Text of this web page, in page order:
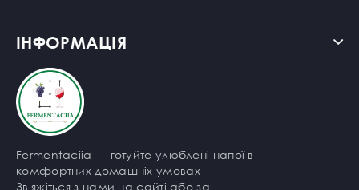
ІНФОРМАЦІЯ
Fermentaciia — готуйте улюблені напої в
комфортних домашніх умовах
Зв'яжіться з нами на сайті або за